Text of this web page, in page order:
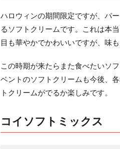
ハロウィンの期間限定ですが、パ
るソフトクリームです。これは本
目も華やかでかわいいですが、味
この時期が来たらまた食べたいソ
ベントのソフトクリームも今後、
トクリームがでるか楽しみです。
コイソフトミックス